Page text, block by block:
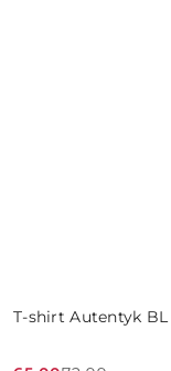
T-shirt Autentyk